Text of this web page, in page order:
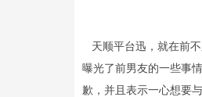
天顺平台迅，就在前
曝光了前男友的一些事
歉，并且表示一心想要